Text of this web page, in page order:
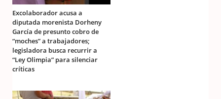
Excolaborador acusa a
diputada morenista Dorheny
García de presunto cobro de
“moches” a trabajadores;
legisladora busca recurrir a
“Ley Olimpia” para silenciar
críticas